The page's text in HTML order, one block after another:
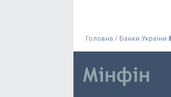
Головна / Банки України